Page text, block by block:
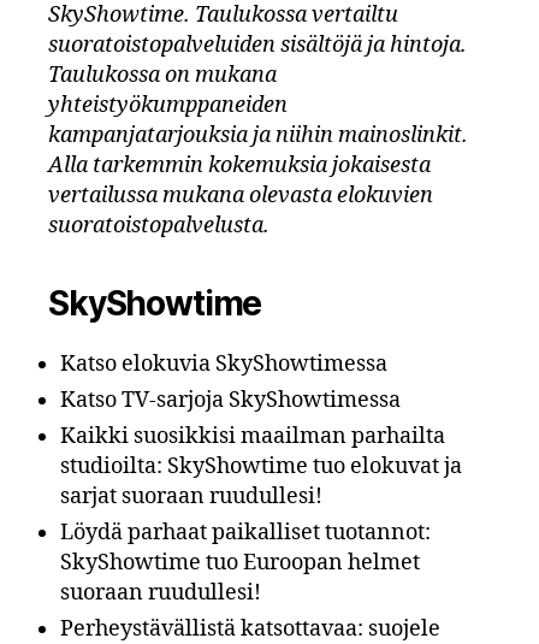
SkyShowtime. Taulukossa vertailtu
suoratoistopalveluiden sisältöjä ja hintoja.
Taulukossa on mukana
yhteistyökumppaneiden
kampanjatarjouksia ja niihin mainoslinkit.
Alla tarkemmin kokemuksia jokaisesta
vertailussa mukana olevasta elokuvien
suoratoistopalvelusta.
SkyShowtime
Katso elokuvia SkyShowtimessa
Katso TV-sarjoja SkyShowtimessa
Kaikki suosikkisi maailman parhailta
studioilta: SkyShowtime tuo elokuvat ja
sarjat suoraan ruudullesi!
Löydä parhaat paikalliset tuotannot:
SkyShowtime tuo Euroopan helmet
suoraan ruudullesi!
Perheystävällistä katsottavaa: suojele